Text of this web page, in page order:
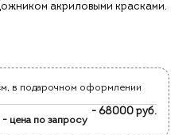
акриловыми красками.
в подарочном оформлении
- 68000 руб.
цена по запросу